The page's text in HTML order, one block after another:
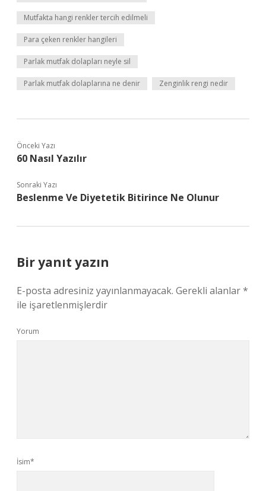
Mutfakta hangi renkler tercih edilmeli
Para çeken renkler hangileri
Parlak mutfak dolapları neyle sil
Parlak mutfak dolaplarına ne denir Zenginlik rengi nedir
Önceki Yazı
60 Nasıl Yazılır
Sonraki Yazı
Beslenme Ve Diyetetik Bitirince Ne Olunur
Bir yanıt yazın
E-posta adresiniz yayınlanmayacak. Gerekli alanlar*
ile işaretlenmişlerdir
Yorum
İsim*